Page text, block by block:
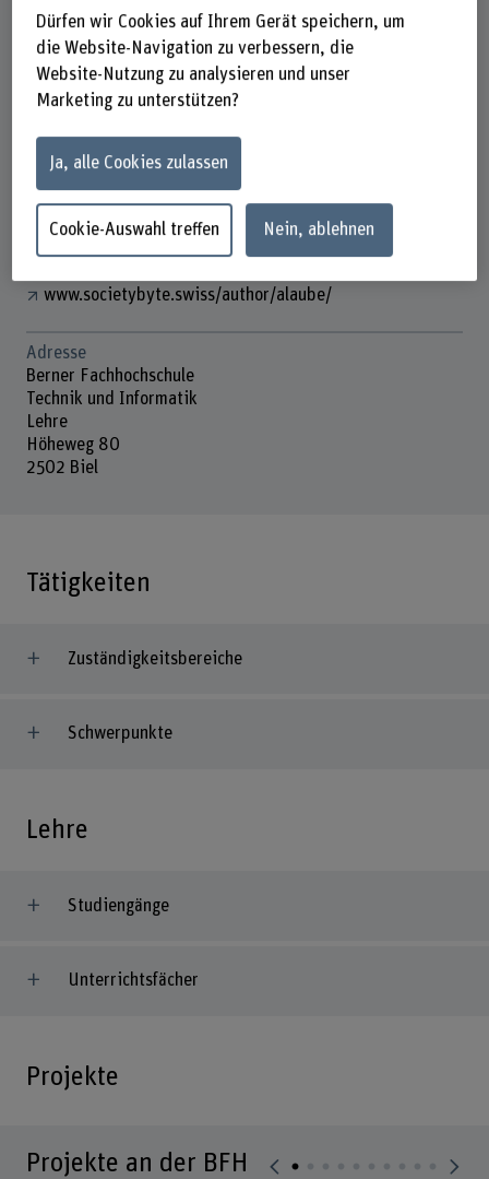
Kontakt
+41 32 321 63 32
E-Mail anzeigen
www.bfh.ch/de/annett-laube
Links
www.societybyte.swiss/author/alaube/
Adresse
Berner Fachhochschule
Technik und Informatik
Lehre
Höheweg 80
2502 Biel
Tätigkeiten
Zuständigkeitsbereiche
Schwerpunkte
Lehre
Studiengänge
Unterrichtsfächer
Projekte
Projekte an der BFH
Dürfen wir Cookies auf Ihrem Gerät speichern, um
die Website-Navigation zu verbessern, die
Website-Nutzung zu analysieren und unser
Marketing zu unterstützen?
Ja, alle Cookies zulassen
Cookie-Auswahl treffen Nein, ablehnen